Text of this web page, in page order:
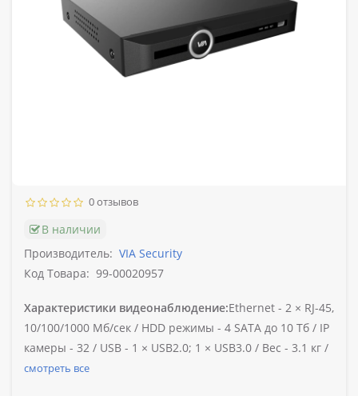
0 отзывов
В наличии
Производитель: VIA Security
Код Товара: 99-00020957
Характеристики видеонаблюдение:Ethernet - 2 × RJ-45,
10/100/1000 Мб/сек / HDD режимы - 4 SATA до 10 Тб / IP
камеры - 32 / USB - 1 × USB2.0; 1 × USB3.0 / Вес - 3.1 кг /
смотреть все